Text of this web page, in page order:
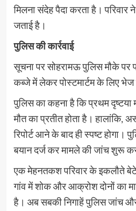
मिलना संदेह पैदा करता है। परिवार
जताई है।
पुलिस की कार्रवाई
सूचना पर सोहरामऊ पुलिस मौके पर
कब्जे में लेकर पोस्टमार्टम के लिए भेज
पुलिस का कहना है कि प्रथम दृष्टया
मौत का प्रतीत होता है। हालांकि,
रिपोर्ट आने के बाद ही स्पष्ट होगा।
बयान दर्ज कर मामले की जांच शुरू
एक मेहनतकश परिवार के इकलौते बेटे
गांव में शोक और आक्रोश दोनों का
है। अब सबकी निगाहें पुलिस जांच और